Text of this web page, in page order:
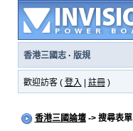
香港三國志· 版規
歡迎訪客 ( 登入 註冊)
香港三國論壇-> 搜尋表單